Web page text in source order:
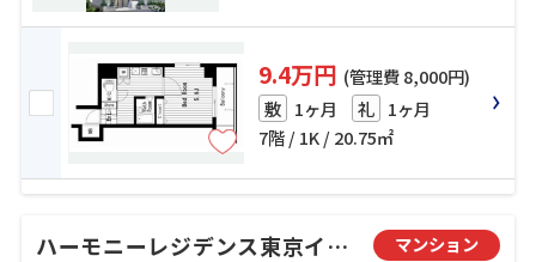
9.4万円 (管理費 8,000円)
敷 1ヶ月 礼 1ヶ月
7階 / 1K / 20.75㎡
ハーモニーレジデンス東京イーストゲート マンション